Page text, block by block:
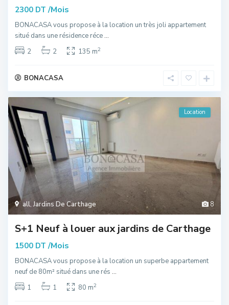
2300 DT /Mois
BONACASA vous propose à la location un très joli appartement
situé dans une résidence réce...
2
2 135 m2
BONACASA
8
all,Jardins De Carthage
Location
S+1 Neuf à louer aux jardins de Carthage
1500 DT /Mois
BONACASA vous propose à la location un superbe appartement
neuf de 80m² situé dans une rés ...
1
1 80 m2